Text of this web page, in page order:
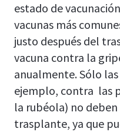
estado de
vacunas más
justo después del
vacuna contra la
anualmente. Sólo
ejemplo, contra las
la rubéola) no
trasplante, ya que